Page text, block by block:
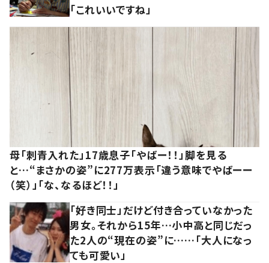
「これいいですね」
母「刺青入れた」17歳息子「やばー！！」脚を見る
と…“まさかの姿”に277万表示「違う意味でやばーー
（笑）」「な、なるほど！！」
「好き同士」だけど付き合っていなかった
男女。それから15年…小中高と同じだっ
た2人の“現在の姿”に……「大人になっ
ても可愛い」